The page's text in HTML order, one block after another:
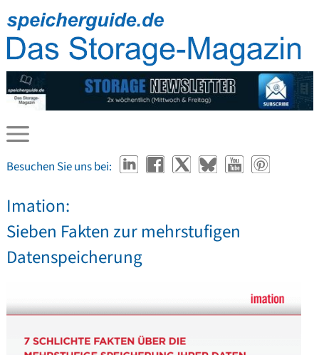
Besuchen Sie uns bei:
Imation:
Sieben Fakten zur mehrstufigen
Datenspeicherung